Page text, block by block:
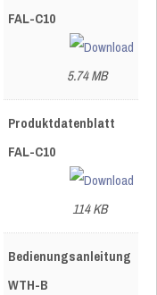
FAL-C10
5.74 MB
Produktdatenblatt
FAL-C10
114 KB
Bedienungsanleitung
WTH-B